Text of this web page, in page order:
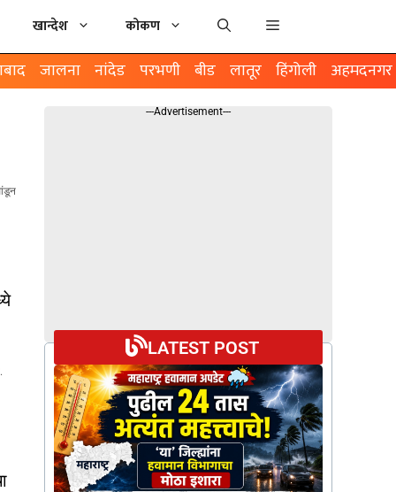
खान्देश कोकण
जालना नांदेड परभणी बीड लातूर हिंगोली अहमदनगर
---Advertisement---
LATEST POST